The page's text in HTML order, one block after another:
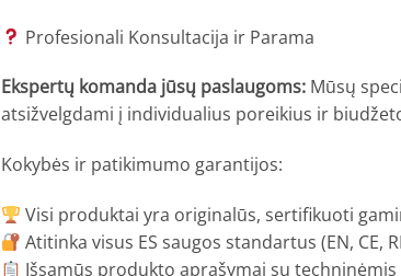
Profesionali Konsultacija ir Parama
Ekspertų komanda jūsų paslaugoms: Mūsų
atsižvelgdami į individualius poreikius ir
Kokybės ir patikimumo garantijos:
Visi produktai yra originalūs, sertifikuoti
Atitinka visus ES saugos standartus (EN, CE,
Išsamūs produkto aprašymai su